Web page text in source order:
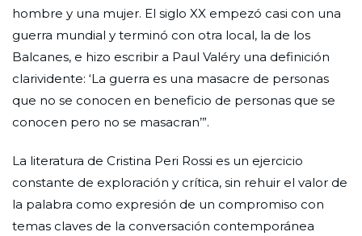
hombre y una mujer. El siglo XX empezó casi con una
guerra mundial y terminó con otra local, la de los
Balcanes, e hizo escribir a Paul Valéry una definición
clarividente: ‘La guerra es una masacre de personas
que no se conocen en beneficio de personas que se
conocen pero no se masacran’”.
La literatura de Cristina Peri Rossi es un ejercicio
constante de exploración y crítica, sin rehuir el valor de
la palabra como expresión de un compromiso con
temas claves de la conversación contemporánea